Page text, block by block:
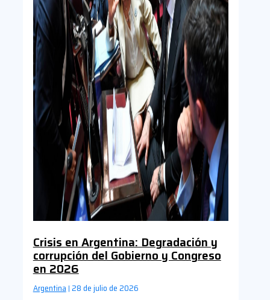
Crisis en Argentina: Degradación y
corrupción del Gobierno y Congreso
en 2026
Argentina | 28 de julio de 2026